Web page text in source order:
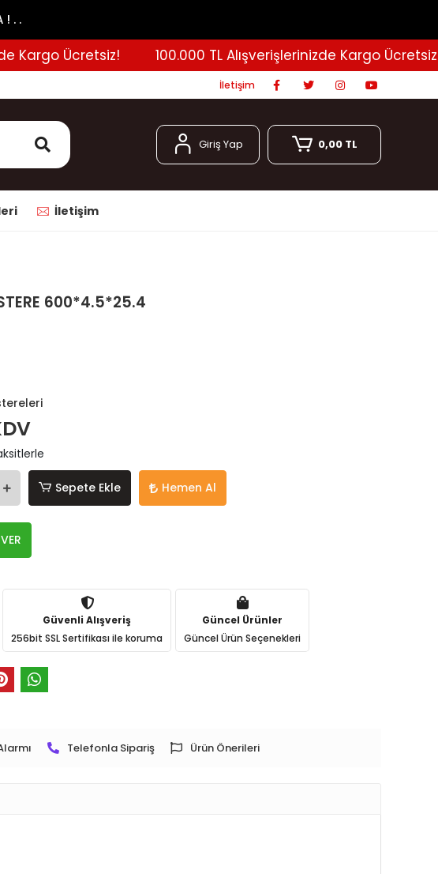
! . .
Ücretsiz! 100.000 TL Alışverişlerinizde Kargo Ücretsiz!
İletişim
Giriş Yap 0,00 TL
İletişim
600*4.5*25.4
Sepete Ekle Hemen Al
Güvenli Alışveriş
256bit SSL Sertifikası ile koruma
Güncel Ürünler
Güncel Ürün Seçenekleri
Telefonla Sipariş Ürün Önerileri